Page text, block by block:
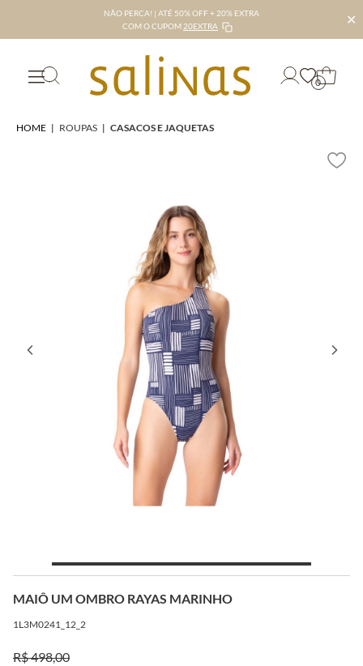
NÃO PERCA! | ATÉ 50% OFF + 20% EXTRA
COM O CUPOM 20EXTRA ✕
0
HOME | ROUPAS | CASACOS E JAQUETAS
MAIÔ UM OMBRO RAYAS MARINHO
1L3M0241_12_2
R$ 498,00